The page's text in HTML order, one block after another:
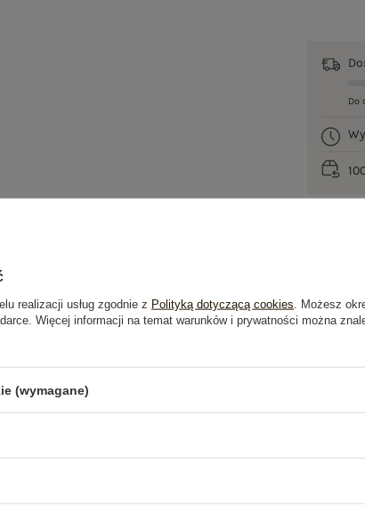
Do
Opinie o produkcie(2)
realizacji usług zgodnie z Polityką dotyczącą cookies . Możesz
Więcej informacji na temat warunków i prywatności można
(wymagane)